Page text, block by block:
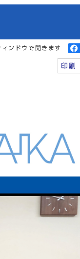
ンドウで開きます
印刷